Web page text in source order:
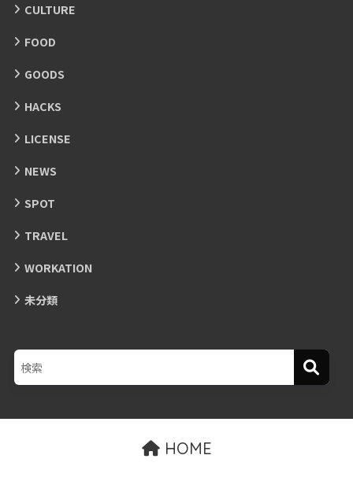
CULTURE
FOOD
GOODS
HACKS
LICENSE
NEWS
SPOT
TRAVEL
WORKATION
未分類
HOME